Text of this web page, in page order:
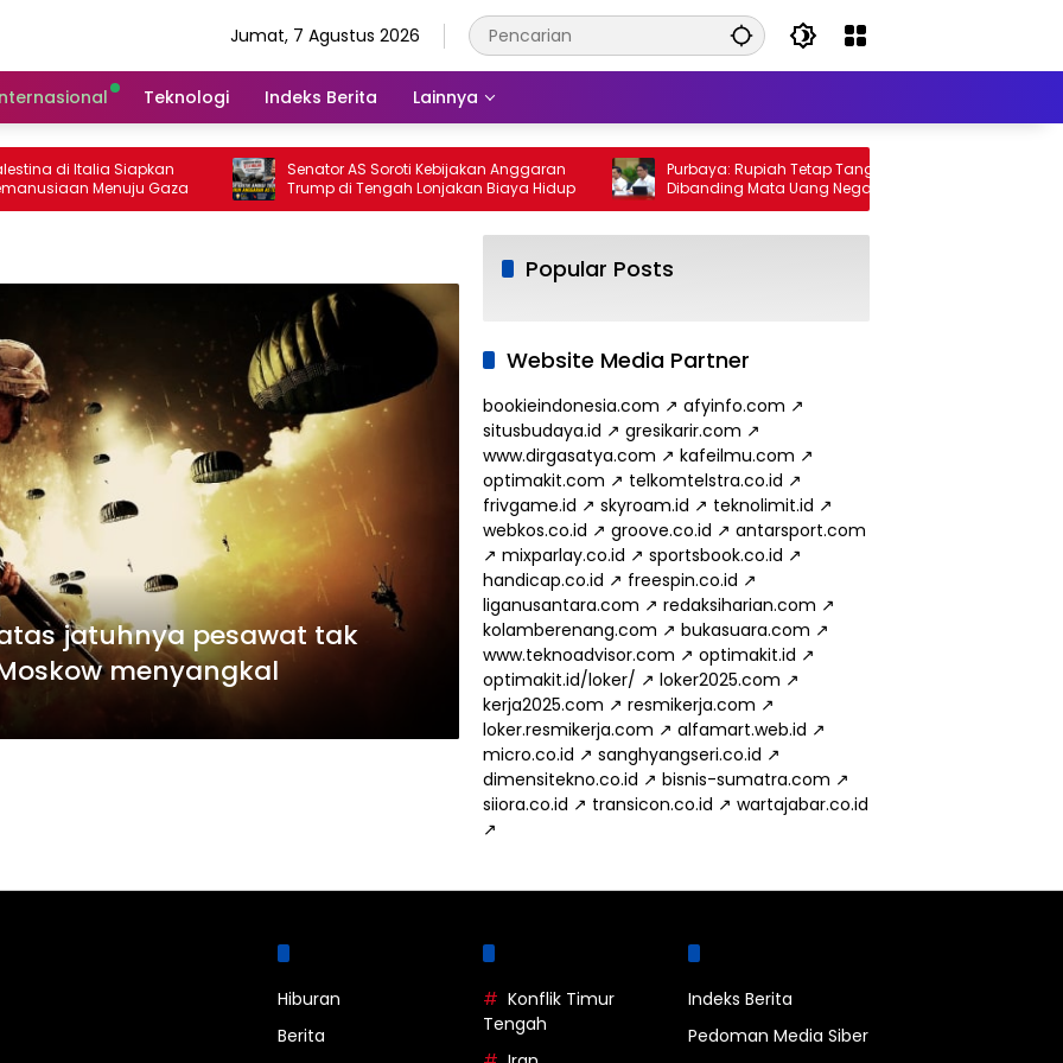
Jumat, 7 Agustus 2026
Teknologi Indeks Berita Lainnya
di Italia Siapkan
Menuju Gaza
Senator AS Soroti Kebijakan Anggaran
Trump di Tengah Lonjakan Biaya Hidup
Purbaya: Rupiah Tetap Tangguh
Dibanding Mata Uang Negara Lain
jatuhnya pesawat tak
menyangkal
Popular Posts
Website Media Partner
bookieindonesia.com ↗ afyinfo.com ↗
situsbudaya.id ↗ gresikarir.com ↗
www.dirgasatya.com ↗ kafeilmu.com ↗
optimakit.com ↗ telkomtelstra.co.id ↗
frivgame.id ↗ skyroam.id ↗ teknolimit.id ↗
webkos.co.id ↗ groove.co.id ↗ antarsport.com
↗ mixparlay.co.id ↗ sportsbook.co.id ↗
handicap.co.id ↗ freespin.co.id ↗
liganusantara.com ↗ redaksiharian.com ↗
kolamberenang.com ↗ bukasuara.com ↗
www.teknoadvisor.com ↗ optimakit.id ↗
optimakit.id/loker/ ↗ loker2025.com ↗
kerja2025.com ↗ resmikerja.com ↗
loker.resmikerja.com ↗ alfamart.web.id ↗
micro.co.id ↗ sanghyangseri.co.id ↗
dimensitekno.co.id ↗ bisnis-sumatra.com ↗
siiora.co.id ↗ transicon.co.id ↗ wartajabar.co.id
↗
Hiburan
Berita
Konflik Timur
Tengah
Indeks Berita
Pedoman Media Siber